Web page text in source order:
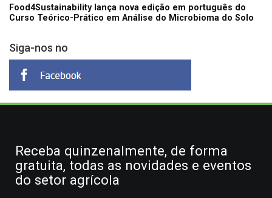
Food4Sustainability lança nova edição em português do
Curso Teórico-Prático em Análise do Microbioma do Solo
Siga-nos no
Receba quinzenalmente, de forma
gratuita, todas as novidades e eventos
do setor agrícola